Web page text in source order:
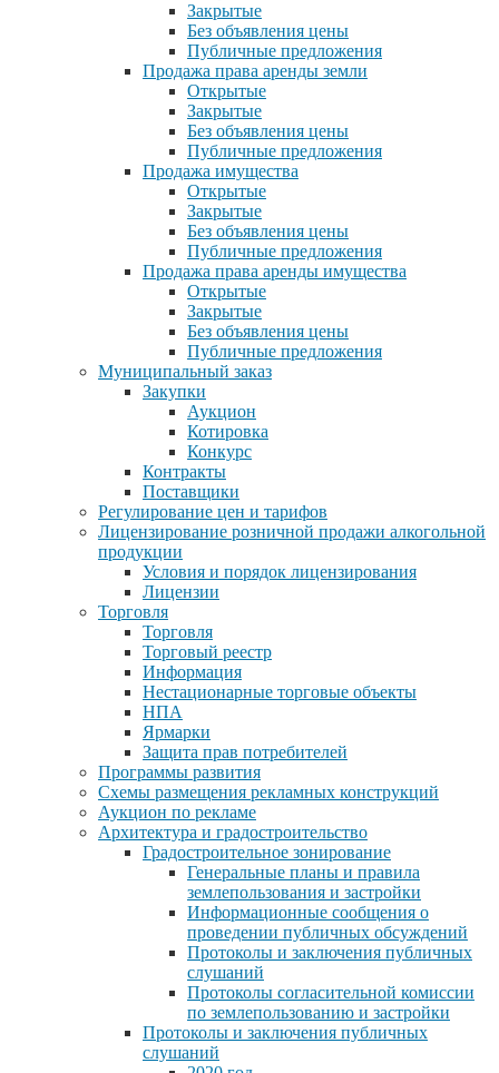
Закрытые
Без объявления цены
Публичные предложения
Продажа права аренды земли
Открытые
Закрытые
Без объявления цены
Публичные предложения
Продажа имущества
Открытые
Закрытые
Без объявления цены
Публичные предложения
Продажа права аренды имущества
Открытые
Закрытые
Без объявления цены
Публичные предложения
Муниципальный заказ
Закупки
Аукцион
Котировка
Конкурс
Контракты
Поставщики
Регулирование цен и тарифов
Лицензирование розничной продажи алкогольной
продукции
Условия и порядок лицензирования
Лицензии
Торговля
Торговля
Торговый реестр
Информация
Нестационарные торговые объекты
НПА
Ярмарки
Защита прав потребителей
Программы развития
Схемы размещения рекламных конструкций
Аукцион по рекламе
Архитектура и градостроительство
Градостроительное зонирование
Генеральные планы и правила
землепользования и застройки
Информационные сообщения о
проведении публичных обсуждений
Протоколы и заключения публичных
слушаний
Протоколы согласительной комиссии
по землепользованию и застройки
Протоколы и заключения публичных
слушаний